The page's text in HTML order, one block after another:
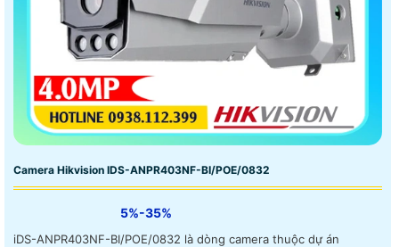
Camera Hikvision IDS-ANPR403NF-BI/POE/0832
5%-35%
iDS-ANPR403NF-BI/POE/0832 là dòng camera thuộc dự án